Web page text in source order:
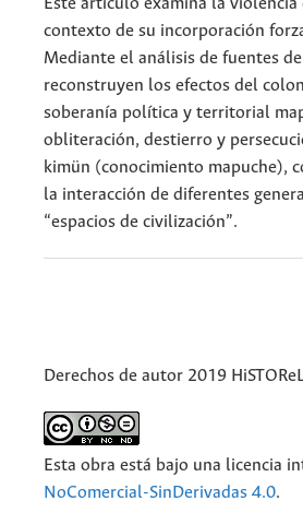
contexto de su incorporación
Mediante el análisis de fuentes
reconstruyen los efectos del
soberanía política y territorial
obliteración, destierro y
kimün (conocimiento mapuche),
la interacción de diferentes
“espacios de civilización”.
Derechos de autor 2019
Esta obra está bajo una licencia
NoComercial-SinDerivadas 4.0.